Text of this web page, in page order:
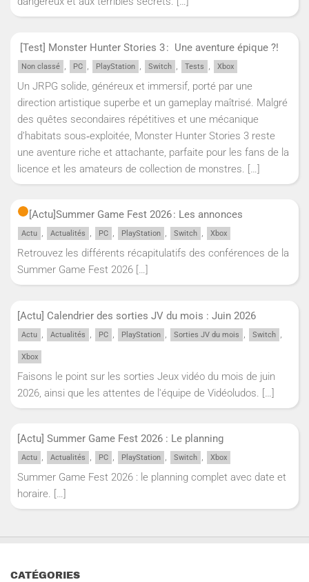
[Test] Monster Hunter Stories 3 : Une aventure épique ?!
Non classé , PC , PlayStation , Switch , Tests , Xbox
Un JRPG solide, généreux et immersif, porté par une
direction artistique superbe et un gameplay maîtrisé. Malgré
des quêtes secondaires répétitives et une mécanique
d’habitats sous‑exploitée, Monster Hunter Stories 3 reste
une aventure riche et attachante, parfaite pour les fans de la
licence et les amateurs de collection de monstres. […]
[Actu]Summer Game Fest 2026 : Les annonces
Actu , Actualités , PC , PlayStation , Switch , Xbox
Retrouvez les différents récapitulatifs des conférences de la
Summer Game Fest 2026 […]
[Actu] Calendrier des sorties JV du mois : Juin 2026
Actu , Actualités , PC , PlayStation , Sorties JV du mois , Switch ,
Xbox
Faisons le point sur les sorties Jeux vidéo du mois de juin
2026, ainsi que les attentes de l'équipe de Vidéoludos. […]
[Actu] Summer Game Fest 2026 : Le planning
Actu , Actualités , PC , PlayStation , Switch , Xbox
Summer Game Fest 2026 : le planning complet avec date et
horaire. […]
CATÉGORIES